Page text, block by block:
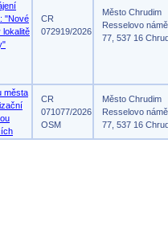
"Nové
lokalitě
CR
072919/2026
Město Chrudim
Resselovo
77, 537 16
města
CR
071077/2026
OSM
Město Chrudim
Resselovo
77, 537 16